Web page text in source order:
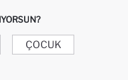
ÇOCUK